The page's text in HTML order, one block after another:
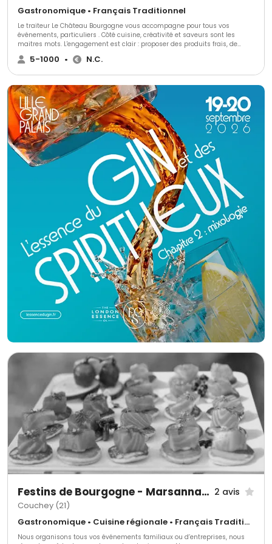
Gastronomique • Français Traditionnel
Le traiteur Le Château Bourgogne vous accompagne pour tous vos
événements, particuliers . Côté cuisine, créativité et saveurs sont les
maitres mots. L'engagement est clair : proposer des produits frais, de
saison et issus de producteurs locaux.
5-1000 • N.C.
Festins de Bourgogne - Marsannay La Cote 2 avis
Couchey (21)
Gastronomique • Cuisine régionale • Français Traditionnel
Nous organisons tous vos événements familiaux ou d’entreprises, nous